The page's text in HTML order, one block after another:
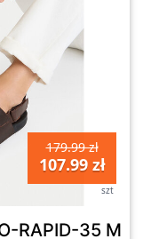
179.99 zł
107.99 zł
szt
RAPID-35